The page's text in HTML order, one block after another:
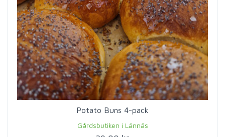
Potato Buns 4-pack
Gårdsbutiken i Lännäs